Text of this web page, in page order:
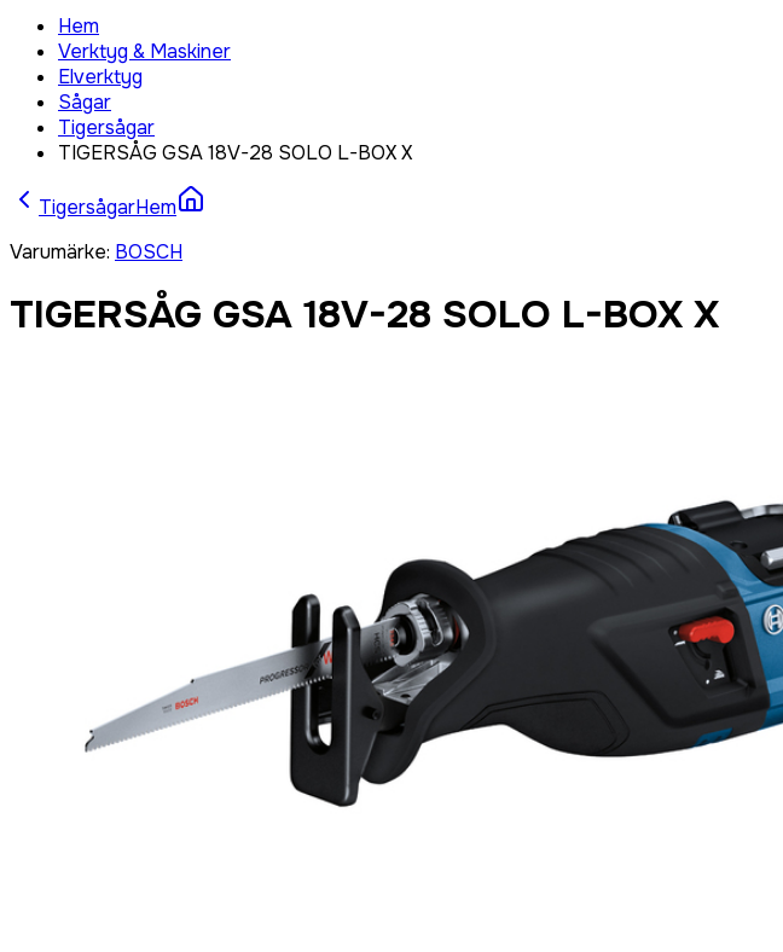
Hem
Verktyg & Maskiner
Elverktyg
Sågar
Tigersågar
TIGERSÅG GSA 18V-28 SOLO L-BOX X
TigersågarHem
Varumärke: BOSCH
TIGERSÅG GSA 18V-28 SOLO L-BOX X